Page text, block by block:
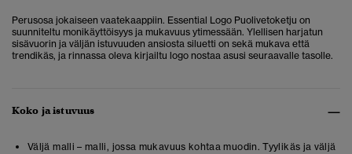
Perusosa jokaiseen vaatekaappiin. Essential Logo Puolivetoketju on
suunniteltu monikäyttöisyys ja mukavuus ytimessään. Ylellisen harjatun
sisävuorin ja väljän istuvuuden ansiosta siluetti on sekä mukava että
trendikäs, ja rinnassa oleva kirjailtu logo nostaa asusi seuraavalle tasolle.
Koko ja istuvuus
Väljä malli – malli, jossa mukavuus kohtaa muodin. Tyylikäs ja väljä